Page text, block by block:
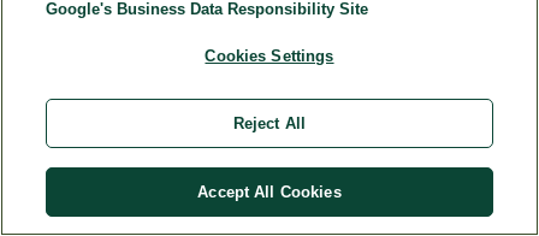
-
tr
Google's Business Data Responsibility Site
Cookies Settings
Reject All
Accept All Cookies